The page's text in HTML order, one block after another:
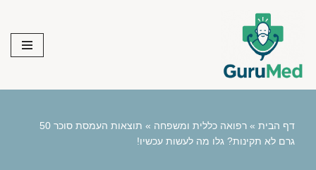
content
דף הבית » רפואה כללית ומשפחה »
תוצאות העמסת סוכר 50
גרם לא תקינות? גלו מה לעשות עכשיו!